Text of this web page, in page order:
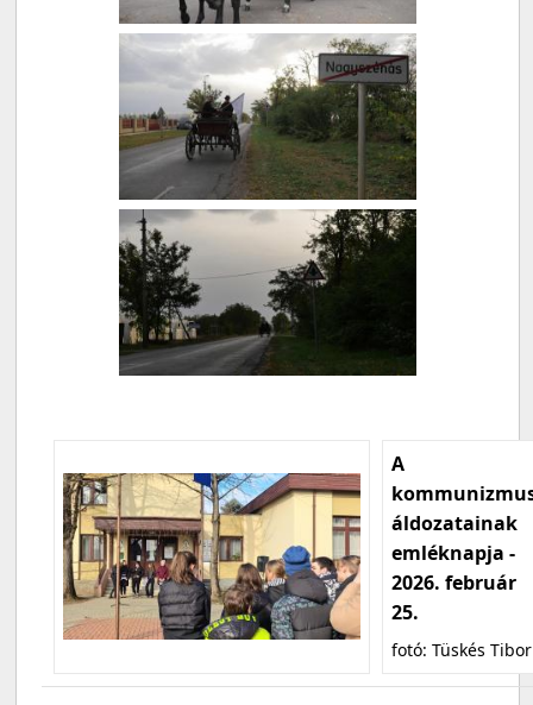
A
áldozatainak
emléknapja -
2026. február
25.
fotó: Tüskés Tibor